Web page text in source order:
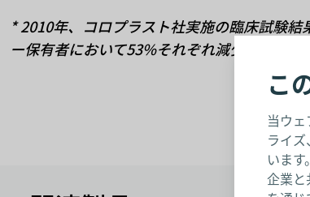
こ
当ウ
ライ
いま
企業と
* 2010年、コロプラスト社実施の臨床試験
ー保有者において53%それぞれ減少。